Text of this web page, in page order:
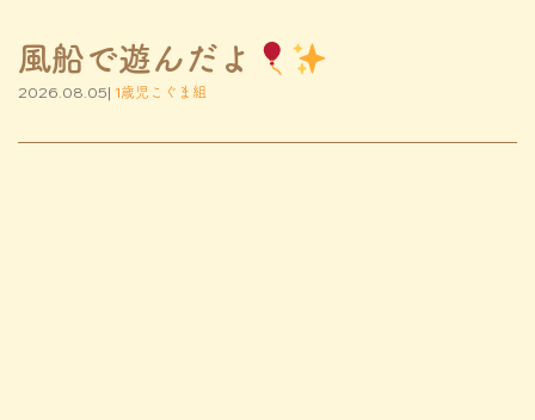
風船で遊んだよ
2026.08.05| 1歳児こぐま組